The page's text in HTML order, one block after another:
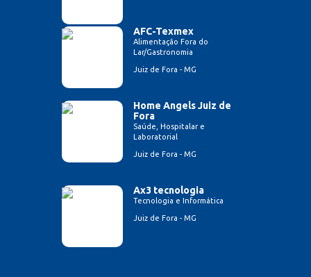
AFC-Texmex
Alimentação Fora do
Lar/Gastronomia
Juiz de Fora - MG
Home Angels Juiz de
Fora
Saúde, Hospitalar e
Laboratorial
Juiz de Fora - MG
Ax3 tecnologia
Tecnologia e Informática
Juiz de Fora - MG